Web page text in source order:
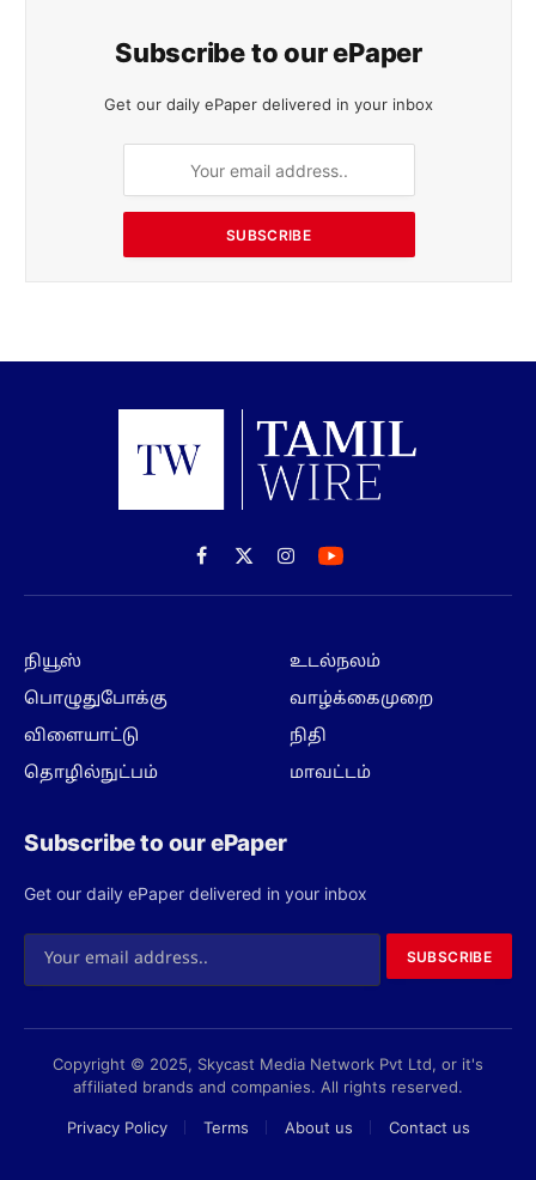
Subscribe to our ePaper
Get our daily ePaper delivered in your inbox
SUBSCRIBE
Facebook
X
(Twitter)
Instagram
நியூஸ்
பொழுதுபோக்கு
விளையாட்டு
தொழில்நுட்பம்
உடல்நலம்
வாழ்க்கைமுறை
நிதி
மாவட்டம்
Subscribe to our ePaper
Get our daily ePaper delivered in your inbox
SUBSCRIBE
Copyright © 2025, Skycast Media Network Pvt Ltd, or it's
affiliated brands and companies. All rights reserved.
Privacy Policy Terms About us Contact us